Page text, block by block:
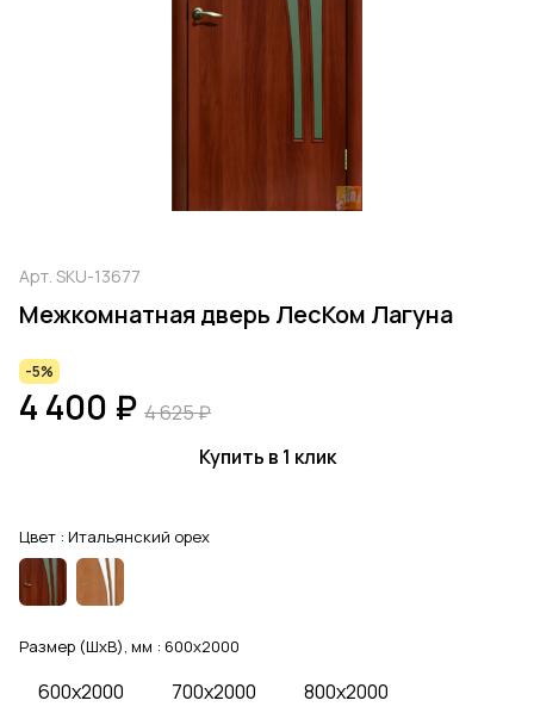
Арт. SKU-13677
Межкомнатная дверь ЛесКом Лагуна
-5%
4 400 ₽ 4 625 ₽
Купить в 1 клик
Цвет : Итальянский орех
Размер (ШхВ), мм : 600x2000
600x2000 700x2000 800x2000